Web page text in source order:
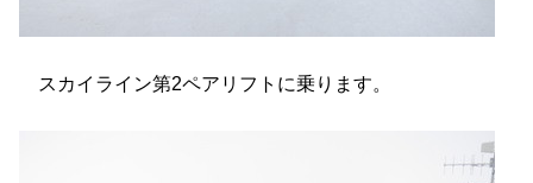
スカイライン第2ペアリフトに乗ります。